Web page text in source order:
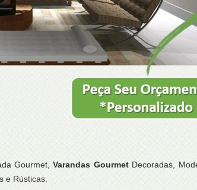
Gourmet,Varandas GourmetDecoradas,
e Rústicas.